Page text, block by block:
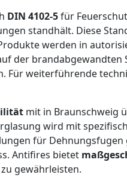
DIN 4102-5für
standhält. Diese
werden in
der brandabgewandten
Für weiterführende
mit in Braunschweig
wird mit
für
Antifires bietet
gewährleisten.